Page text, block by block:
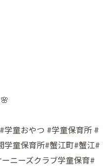
童おやつ #学童保育所 #
学童保育所#蟹江町#蟹江#
ニーズクラブ学童保育#